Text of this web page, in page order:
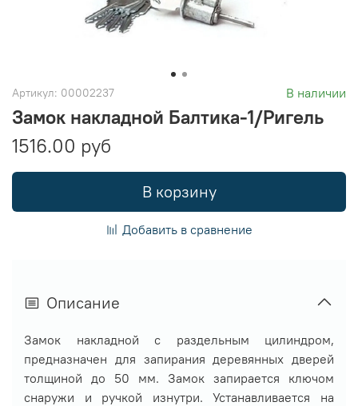
Артикул: 00002237 В наличии
Замок накладной Балтика-1/Ригель
1516.00 руб
В корзину
Добавить в сравнение
Описание
Замок накладной с раздельным цилиндром,
предназначен для запирания деревянных дверей
толщиной до 50 мм. Замок запирается ключом
снаружи и ручкой изнутри. Устанавливается на